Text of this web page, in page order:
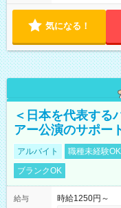
気になる！
＜日本を代表する
アー公演のサポー
アルバイト 職種未経験OK
ブランクOK
給与
時給1250円～